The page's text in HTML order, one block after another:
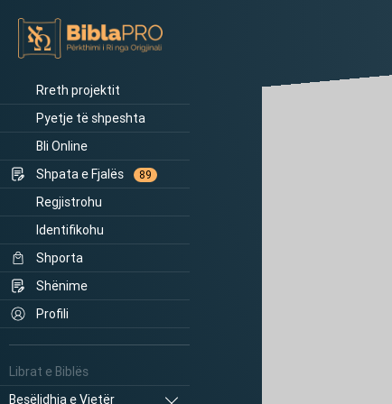
Rreth projektit
Pyetje të shpeshta
Bli Online
Shpata e Fjalës
89
Regjistrohu
Identifikohu
Shporta
Shënime
Profili
Librat e Biblës
Besëlidhja e Vjetër